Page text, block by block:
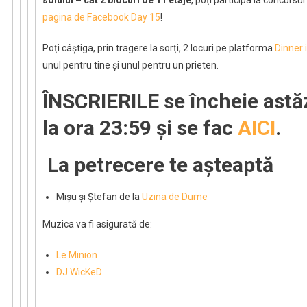
pagina de Facebook Day 15!
Poți câștiga, prin tragere la sorți, 2 locuri pe platforma Dinner
unul pentru tine și unul pentru un prieten.
ÎNSCRIERILE se încheie
la ora 23:59 și se fac AICI.
La petrecere te așteaptă
Mișu și Ștefan de la Uzina de Dume
Muzica va fi asigurată de:
Le Minion
DJ WicKeD